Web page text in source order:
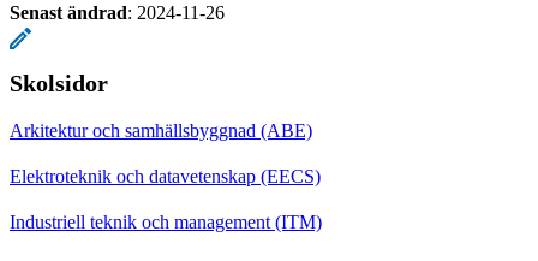
Senast ändrad: 2024-11-26
Skolsidor
Arkitektur och samhällsbyggnad (ABE)
Elektroteknik och datavetenskap (EECS)
Industriell teknik och management (ITM)